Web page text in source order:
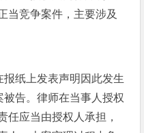
当竞争案件，主要涉及
纸上发表声明因此发生
被告。律师在当事人授权
任应当由授权人承担，